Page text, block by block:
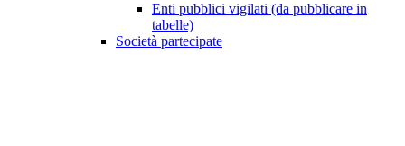
Enti pubblici vigilati (da pubblicare in
tabelle)
Società partecipate